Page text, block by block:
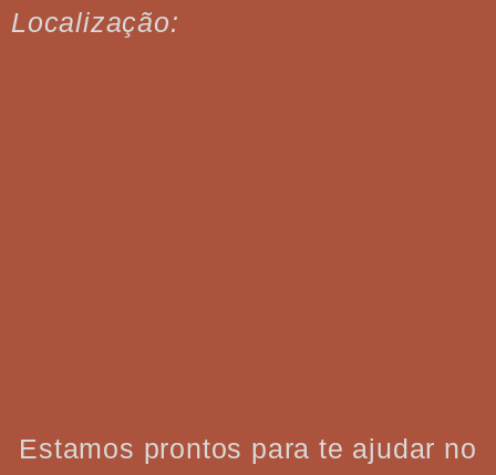
Localização:
Estamos prontos para te ajudar no